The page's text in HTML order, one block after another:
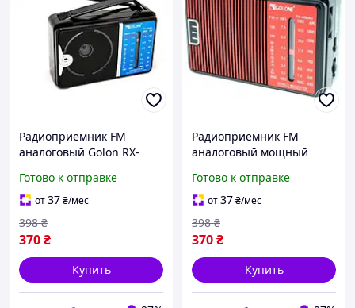
Радиоприемник FM
аналоговый Golon RX-
R20 155x104x54мм Black
Готово к отправке
от37₴/мес
370₴
398 ₴
Купить
Радиоприемник FM
аналоговый мощный
220 или батареек R20 Red
Готово к отправке
от37₴/мес
370₴
398 ₴
Купить